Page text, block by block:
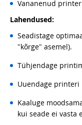
Vananenud
Lahendused:
Seadistage
"kõrge" asemel).
Tühjendage
Uuendage
Kaaluge
kui seade ei vasta